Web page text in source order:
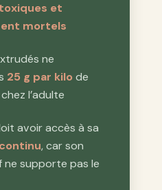
toxiques et
mortels
ne
25 g par kilo de
l’adulte
avoir accès à sa
, car son
supporte pas le